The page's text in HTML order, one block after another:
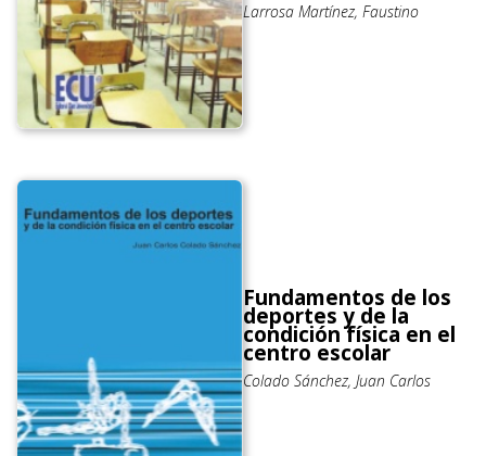
Larrosa Martínez, Faustino
Fundamentos de los
deportes y de la
condición física en el
centro escolar
Colado Sánchez, Juan Carlos